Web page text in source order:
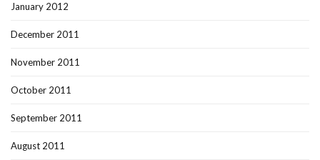
January 2012
December 2011
November 2011
October 2011
September 2011
August 2011